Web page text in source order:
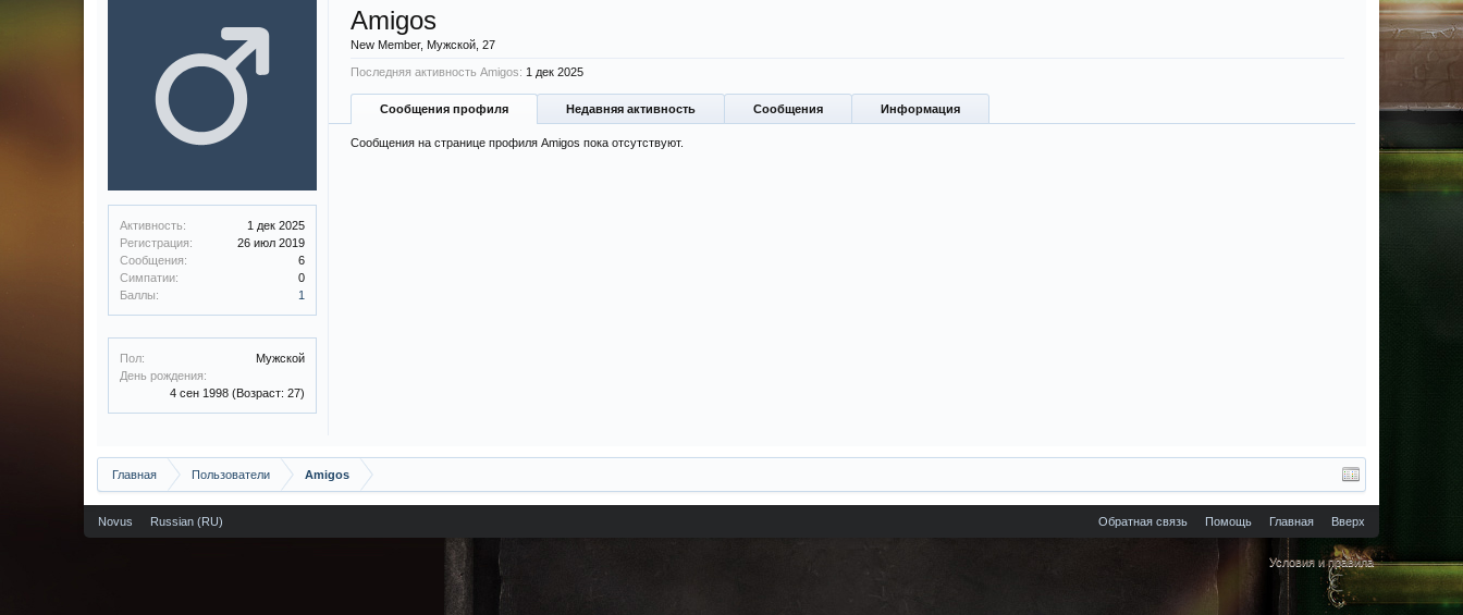
Активность:
1 дек 2025
Регистрация:
26 июл 2019
Сообщения:
6
Симпатии:
0
Баллы:
1
Пол:
Мужской
День рождения:
4 сен 1998 (Возраст: 27)
Amigos
New Member, Мужской, 27
Последняя активность Amigos: 1 дек 2025
Сообщения профиля Недавняя активность Сообщения Информация
Сообщения на странице профиля Amigos пока отсутствуют.
Главная Пользователи Amigos
Novus Russian (RU) Обратная связь Помощь Главная Вверх
Условия и правила